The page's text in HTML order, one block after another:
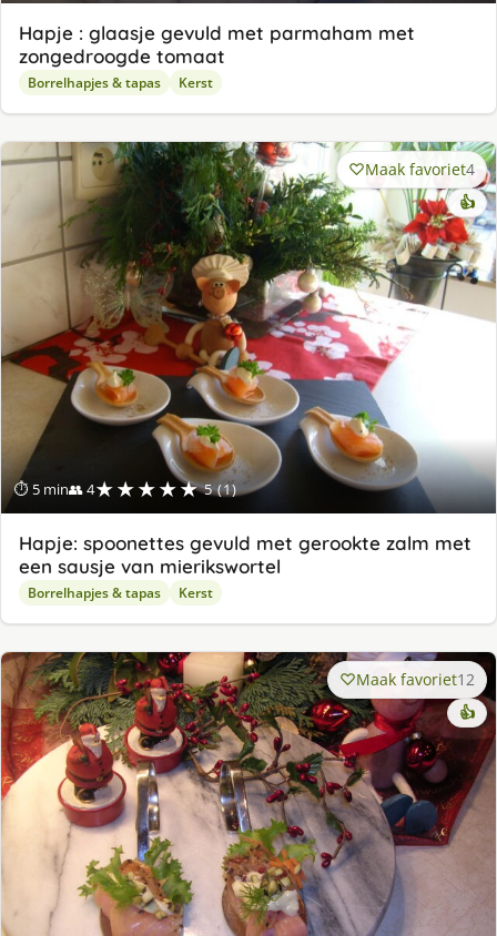
Hapje : glaasje gevuld met parmaham met
zongedroogde tomaat
Borrelhapjes & tapas Kerst
⏱ 5 min👥 4★★★★★ 5 (1)
Maak favoriet4
👍
Hapje: spoonettes gevuld met gerookte zalm met
een sausje van mierikswortel
Borrelhapjes & tapas Kerst
Maak favoriet12
👍